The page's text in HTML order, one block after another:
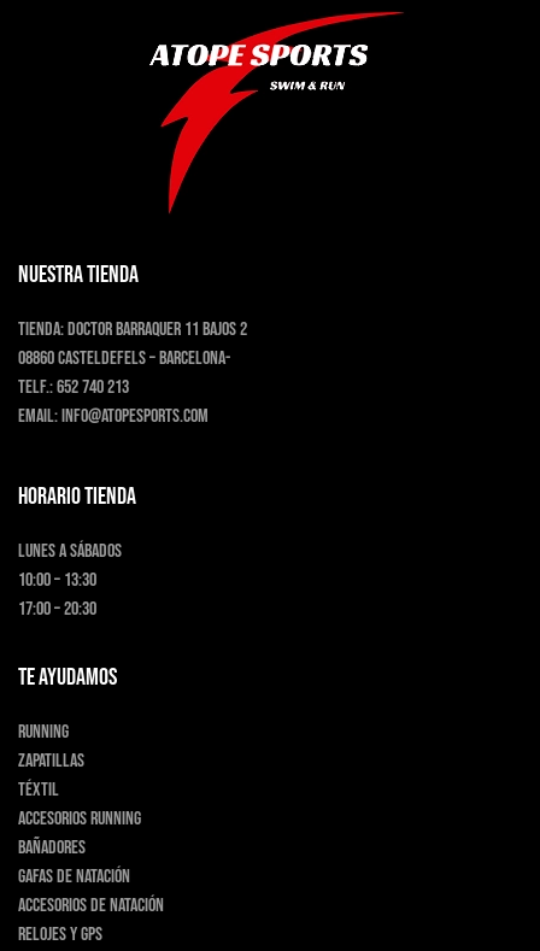
NUESTRA TIENDA
Tienda:Doctor Barraquer 11 bajos 2
08860 Casteldefels – Barcelona-
Telf.:652 740 213
Email:info@atopesports.com
HORARIO TIENDA
Lunes a Sábados
10:00 – 13:30
17:00 – 20:30
TE AYUDAMOS
Running
Zapatillas
Téxtil
Accesorios running
Bañadores
Gafas de natación
Accesorios de natación
Relojes y GPS